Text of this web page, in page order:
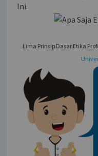
Ini.
Lima Prinsip Dasar Etika